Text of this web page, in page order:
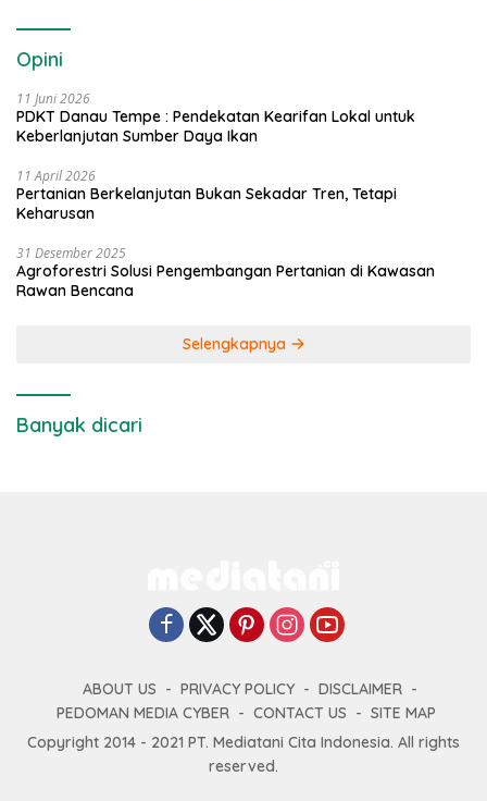
Opini
11 Juni 2026
PDKT Danau Tempe : Pendekatan Kearifan Lokal untuk
Keberlanjutan Sumber Daya Ikan
11 April 2026
Pertanian Berkelanjutan Bukan Sekadar Tren, Tetapi
Keharusan
31 Desember 2025
Agroforestri Solusi Pengembangan Pertanian di Kawasan
Rawan Bencana
Selengkapnya
Banyak dicari
ABOUT US PRIVACY POLICY
DISCLAIMER
PEDOMAN MEDIA CYBER
CONTACT US
SITE MAP
Copyright 2014 - 2021 PT. Mediatani Cita Indonesia. All rights
reserved.